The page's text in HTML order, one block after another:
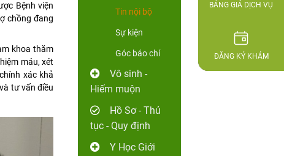
Bệnh viện
chồng đang
khoa thăm
máu, xét
xác khả
tư vấn điều
Tin nội bộ
Sự kiện
Góc báo chí
Vô sinh -
Hiếm muộn
Hồ Sơ - Thủ
tục - Quy định
Y Học Giới
BẢNG GIÁ DỊCH VỤ
ĐĂNG KÝ KHÁM